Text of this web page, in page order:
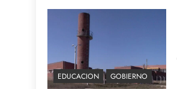
EDUCACION GOBIERNO